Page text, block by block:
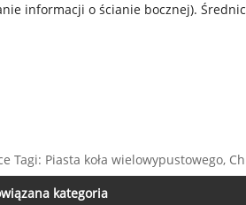
informacji o ścianie bocznej).
Tagi: Piasta koła wielowypustowego,
kategoria